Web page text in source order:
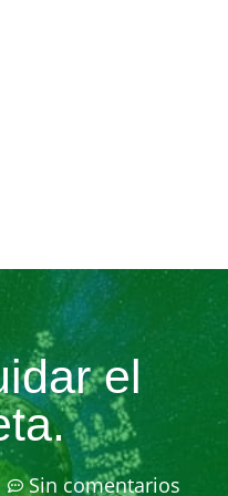
el
Sin comentarios